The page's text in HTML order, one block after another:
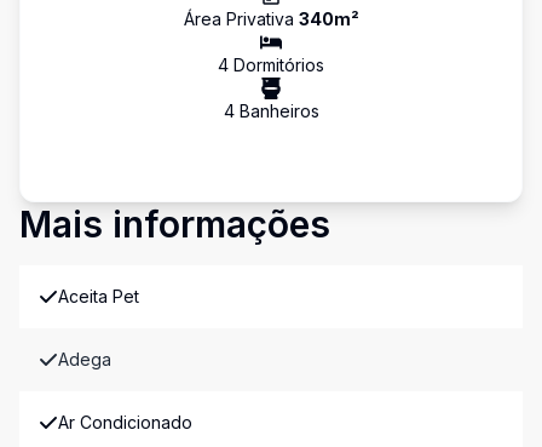
Área Privativa 340m²
4 Dormitórios
4Banheiros
Mais informações
Aceita Pet
Adega
Ar Condicionado